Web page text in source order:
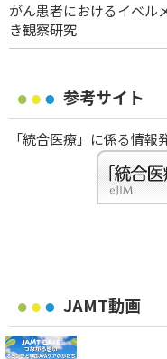
がん患者におけるイベル
き観察研究
参考サイト
「統合医療」に係る情報
JAMT動画